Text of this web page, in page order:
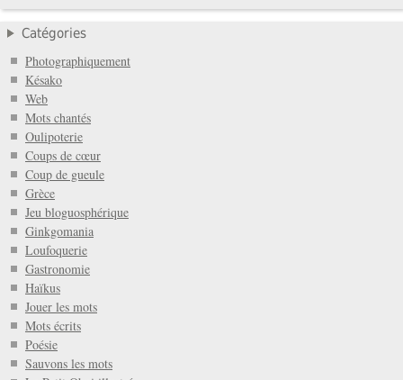
Catégories
Photographiquement
Késako
Web
Mots chantés
Oulipoterie
Coups de cœur
Coup de gueule
Grèce
Jeu bloguosphérique
Ginkgomania
Loufoquerie
Gastronomie
Haïkus
Jouer les mots
Mots écrits
Poésie
Sauvons les mots